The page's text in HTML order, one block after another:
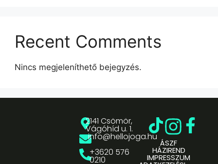
Recent Comments
Nincs megjeleníthető bejegyzés.
2141 Csömör,
Vágóhíd u. 1.
info@hellojoga.hu
+3620 576
0210
ÁSZF
HÁZIREND
IMPRESSZUM